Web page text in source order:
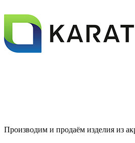
Производим и продаём изделия из